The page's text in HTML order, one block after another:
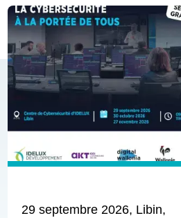
29 septembre 2026, Libin,